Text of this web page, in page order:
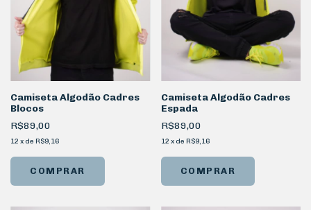
Camiseta Algodão Cadres
Blocos
R$89,00
12 x de R$9,16
COMPRAR
Camiseta Algodão Cadres
Espada
R$89,00
12 x de R$9,16
COMPRAR